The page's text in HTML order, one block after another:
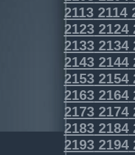
21132114
21232124
21332134
21432144
21532154
21632164
21732174
21832184
21932194